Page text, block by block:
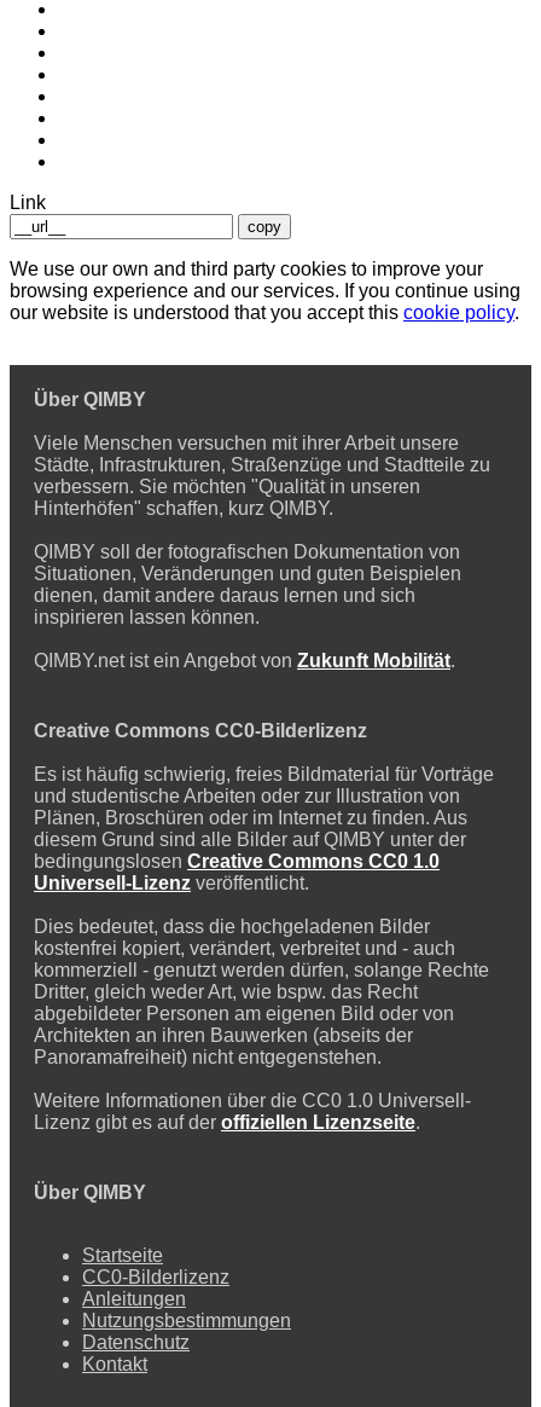
Link
copy
We use our own and third party cookies to improve your
browsing experience and our services. If you continue using
our website is understood that you accept this cookie policy.
Über QIMBY
Viele Menschen versuchen mit ihrer Arbeit unsere
Städte, Infrastrukturen, Straßenzüge und Stadtteile zu
verbessern. Sie möchten "Qualität in unseren
Hinterhöfen" schaffen, kurz QIMBY.
QIMBY soll der fotografischen Dokumentation von
Situationen, Veränderungen und guten Beispielen
dienen, damit andere daraus lernen und sich
inspirieren lassen können.
QIMBY.net ist ein Angebot von Zukunft Mobilität.
Creative Commons CC0-Bilderlizenz
Es ist häufig schwierig, freies Bildmaterial für Vorträge
und studentische Arbeiten oder zur Illustration von
Plänen, Broschüren oder im Internet zu finden. Aus
diesem Grund sind alle Bilder auf QIMBY unter der
bedingungslosen Creative Commons CC0 1.0
Universell-Lizenz veröffentlicht.
Dies bedeutet, dass die hochgeladenen Bilder
kostenfrei kopiert, verändert, verbreitet und - auch
kommerziell - genutzt werden dürfen, solange Rechte
Dritter, gleich weder Art, wie bspw. das Recht
abgebildeter Personen am eigenen Bild oder von
Architekten an ihren Bauwerken (abseits der
Panoramafreiheit) nicht entgegenstehen.
Weitere Informationen über die CC0 1.0 Universell-
Lizenz gibt es auf der offiziellen Lizenzseite.
Über QIMBY
Startseite
CC0-Bilderlizenz
Anleitungen
Nutzungsbestimmungen
Datenschutz
Kontakt